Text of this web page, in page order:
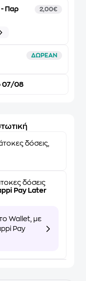
Παρ
2,00€
ΔΩΡΕΑΝ
07/08
δόσεις,
δόσεις
Pay Later
Wallet, με
Pay